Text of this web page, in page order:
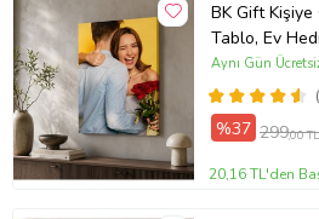
BK Gift Kişiye
Tablo, Ev
Arkadaşa
Aynı Gün
%37 299,00 TL
20,16 TL'den